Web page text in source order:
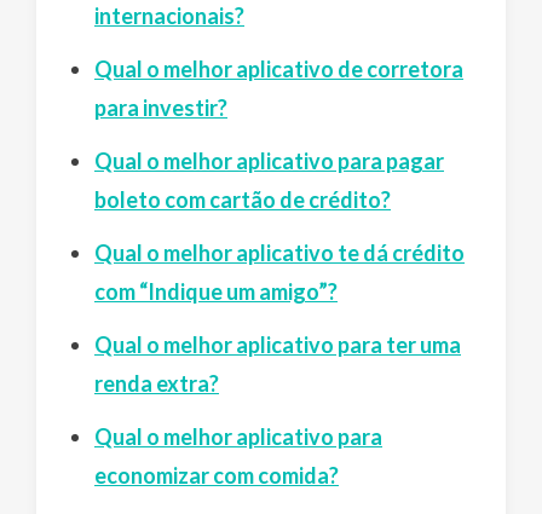
internacionais?
Qual o melhor aplicativo de corretora
para investir?
Qual o melhor aplicativo para pagar
boleto com cartão de crédito?
Qual o melhor aplicativo te dá crédito
com “Indique um amigo”?
Qual o melhor aplicativo para ter uma
renda extra?
Qual o melhor aplicativo para
economizar com comida?